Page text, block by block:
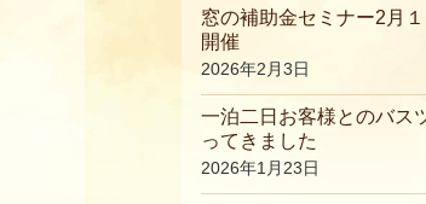
窓の補助金セミナー2月１
開催
2026年2月3日
一泊二日お客様とのバス
ってきました
2026年1月23日